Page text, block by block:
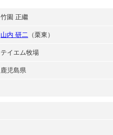
竹園 正繼
山内 研二 （栗東）
テイエム牧場
鹿児島県